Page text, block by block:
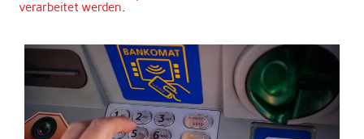
verarbeitet werden.